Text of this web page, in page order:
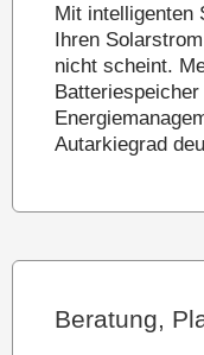
Mit intelligenten
Ihren
nicht scheint.
Batteriespeicher
Autarkiegrad
Beratung,